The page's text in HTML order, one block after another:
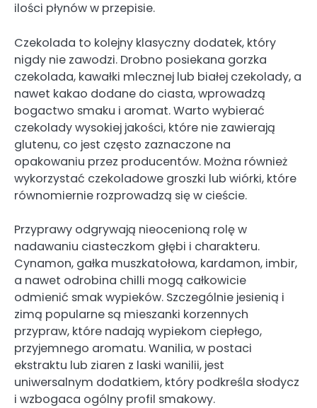
ilości płynów w przepisie.
Czekolada to kolejny klasyczny dodatek, który
nigdy nie zawodzi. Drobno posiekana gorzka
czekolada, kawałki mlecznej lub białej czekolady, a
nawet kakao dodane do ciasta, wprowadzą
bogactwo smaku i aromat. Warto wybierać
czekolady wysokiej jakości, które nie zawierają
glutenu, co jest często zaznaczone na
opakowaniu przez producentów. Można również
wykorzystać czekoladowe groszki lub wiórki, które
równomiernie rozprowadzą się w cieście.
Przyprawy odgrywają nieocenioną rolę w
nadawaniu ciasteczkom głębi i charakteru.
Cynamon, gałka muszkatołowa, kardamon, imbir,
a nawet odrobina chilli mogą całkowicie
odmienić smak wypieków. Szczególnie jesienią i
zimą popularne są mieszanki korzennych
przypraw, które nadają wypiekom ciepłego,
przyjemnego aromatu. Wanilia, w postaci
ekstraktu lub ziaren z laski wanilii, jest
uniwersalnym dodatkiem, który podkreśla słodycz
i wzbogaca ogólny profil smakowy.